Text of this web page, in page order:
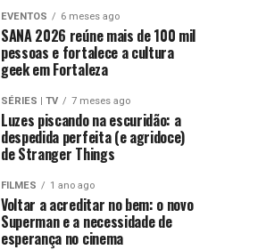
EVENTOS 6 meses ago
SANA 2026 reúne mais de 100 mil
pessoas e fortalece a cultura
geek em Fortaleza
SÉRIES | TV 7 meses ago
Luzes piscando na escuridão: a
despedida perfeita (e agridoce)
de Stranger Things
FILMES 1 ano ago
Voltar a acreditar no bem: o novo
Superman e a necessidade de
esperança no cinema